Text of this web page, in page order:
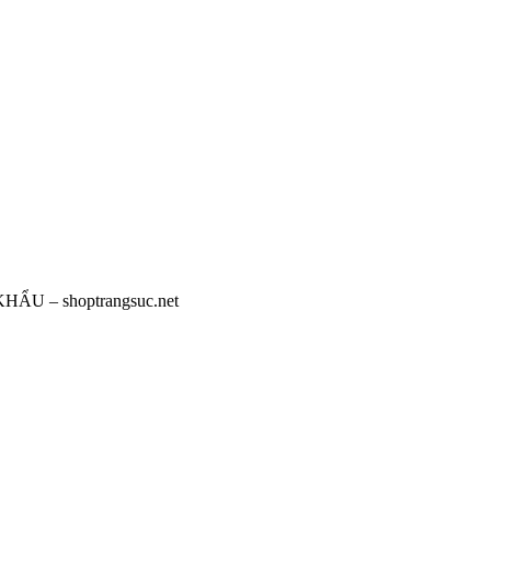
– shoptrangsuc.net